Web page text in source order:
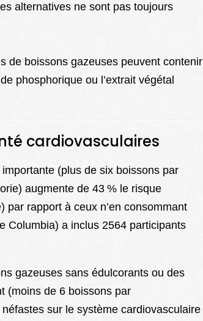
alternatives ne sont pas toujours
de boissons gazeuses peuvent contenir
phosphorique ou l’extrait végétal
cardiovasculaires
(plus de six boissons par
augmente de 43 % le risque
par rapport à ceux n’en consommant
Columbia) a inclus 2564 participants
gazeuses sans édulcorants ou des
(moins de 6 boissons par
sur le système cardiovasculaire